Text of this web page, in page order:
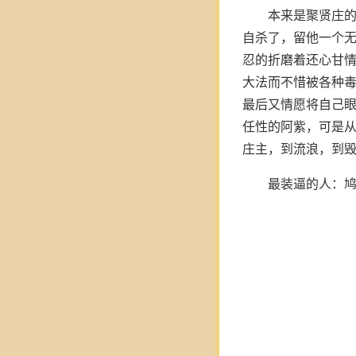
本来是聚贤庄
自杀了，留他一个
忍的折磨着还心甘
大法而不惜被各种
最后又情愿将自己
任性的阿紫，可是
庄主，到流浪，到
最装逼的人：